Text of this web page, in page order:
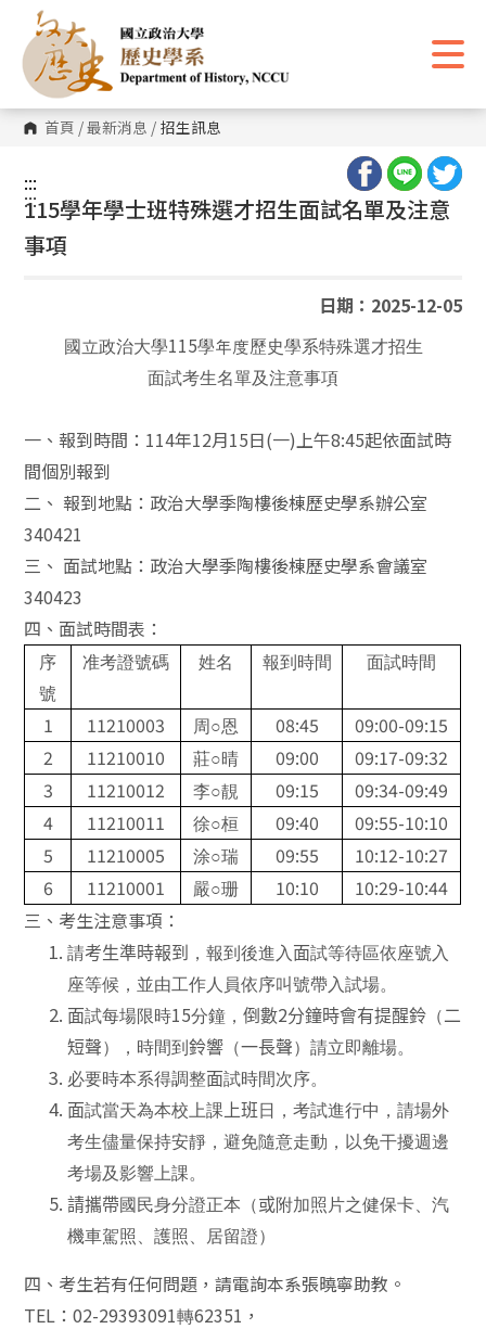
主
要
內
區
塊 首頁 /最新消息 / 招生訊息
:::
:::
115學年學士班特殊選才招生面試名單及注意
事項
日期：2025-12-05
國立政治大學115學年度歷史學系特殊選才招生
面試考生名單及注意事項
一、報到時間： 114年12月15日(一)上午8:45起依面試時
間個別報到
二、 報到地點： 政治大學季陶樓後棟歷史學系辦公室
340421
三、 面試地點： 政治大學季陶樓後棟歷史學系會議室
340423
四、面試時間表：
序
號
准考證號碼 姓名 報到時間 面試時間
1 11210003 周 ○恩 08:45
09:00-09:15
2
11210010 莊○晴 09:00
09:17-09:32
3
11210012 李○靚 09:15
09:34-09:49
4
11210011 徐○桓 09:40
09:55-10:10
5
11210005 涂○瑞 09:55
10:12-10:27
6
11210001 嚴○珊 10:10
10:29-10:44
三、考生注意事項：
請考生準時報到 ，報到後進入 面試等待區依座號入
座等候，並由工作人員依序叫號帶入試場。
面試每場限時15分鐘，倒數2分鐘時會有提醒鈴 （二
短聲），時間到鈴響 （一長聲）請立即離場。
必要時本系得調整面試時間次序。
面試當天為本校上課 上班 日，考試進行中，請場外
考生儘量保持安靜，避免隨意走動，以免干擾週邊
考場及影響上課。
請攜帶國民身分證正本（或附加照片之健保卡、汽
機車駕照、護照、居留證）
四、考生若有任何問題，請電詢本系張曉寧助教。
TEL ：02-29393091轉62351 ，